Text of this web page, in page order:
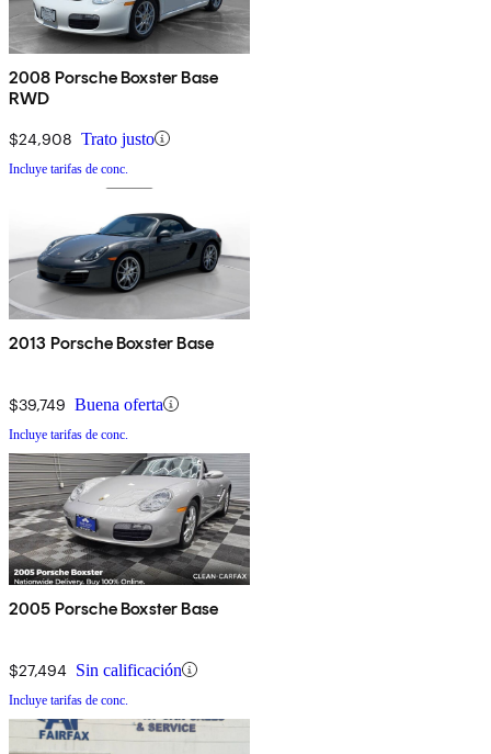
2008 Porsche Boxster Base
RWD
$24,908 Trato justo
Incluye tarifas de conc.
2013 Porsche Boxster Base
$39,749 Buena oferta
Incluye tarifas de conc.
2005 Porsche Boxster Base
$27,494 Sin calificación
Incluye tarifas de conc.